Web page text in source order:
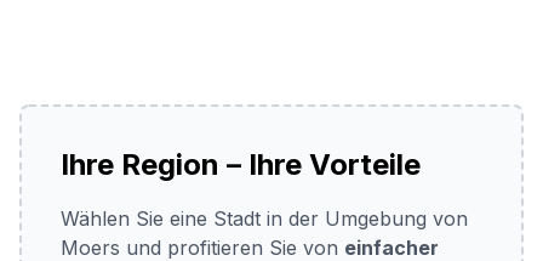
Ihre Region – Ihre Vorteile
Wählen Sie eine Stadt in der Umgebung von
Moers und profitieren Sie von einfacher